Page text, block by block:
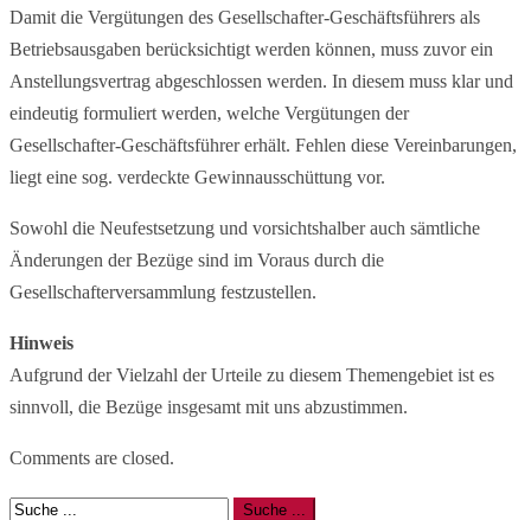
Damit die Vergütungen des Gesellschafter-Geschäftsführers als
Betriebsausgaben berücksichtigt werden können, muss zuvor ein
Anstellungsvertrag abgeschlossen werden. In diesem muss klar und
eindeutig formuliert werden, welche Vergütungen der
Gesellschafter-Geschäftsführer erhält. Fehlen diese Vereinbarungen,
liegt eine sog. verdeckte Gewinnausschüttung vor.
Sowohl die Neufestsetzung und vorsichtshalber auch sämtliche
Änderungen der Bezüge sind im Voraus durch die
Gesellschafterversammlung festzustellen.
Hinweis
Aufgrund der Vielzahl der Urteile zu diesem Themengebiet ist es
sinnvoll, die Bezüge insgesamt mit uns abzustimmen.
Comments are closed.